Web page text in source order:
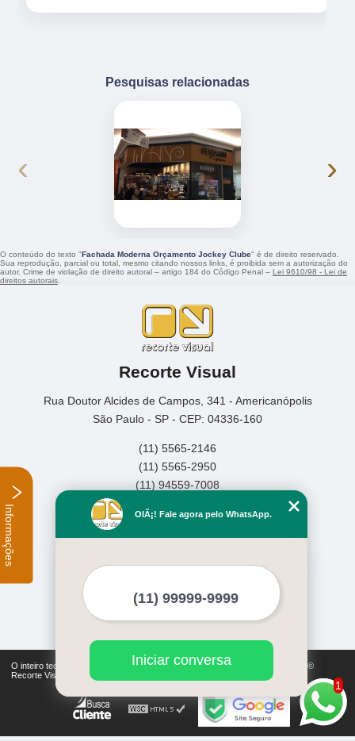
Pesquisas relacionadas
‹ ›
O conteúdo do texto "Fachada Moderna Orçamento Jockey Clube" é de direito reservado.
Sua reprodução, parcial ou total, mesmo citando nossos links, é proibida sem a autorização do
autor. Crime de violação de direito autoral – artigo 184 do Código Penal – Lei 9610/98 - Lei de
direitos autorais
Recorte Visual
Rua Doutor Alcides de Campos, 341 - Americanópolis
São Paulo - SP - CEP: 04336-160
(11) 5565-2146
(11) 5565-2950
(11) 94559-7008
Home
Serviços
Mapa do site
Mais Serviços
O inteiro teor deste site está sujeito à proteção de direitos autorais. Copyright©
Recorte Visual (Lei 9610 de 19/02/1998)
1
OlÃ¡! Fale agora pelo WhatsApp.
Iniciar conversa
Informações